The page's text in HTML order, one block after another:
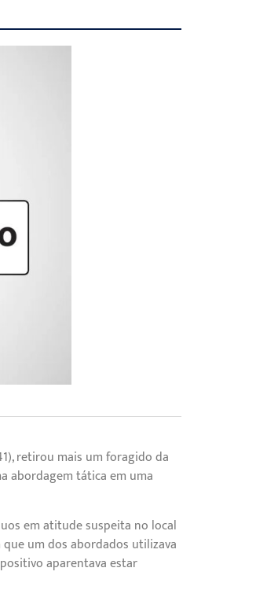
retirou mais um foragido da
abordagem tática em uma
em atitude suspeita no local
um dos abordados utilizava
aparentava estar